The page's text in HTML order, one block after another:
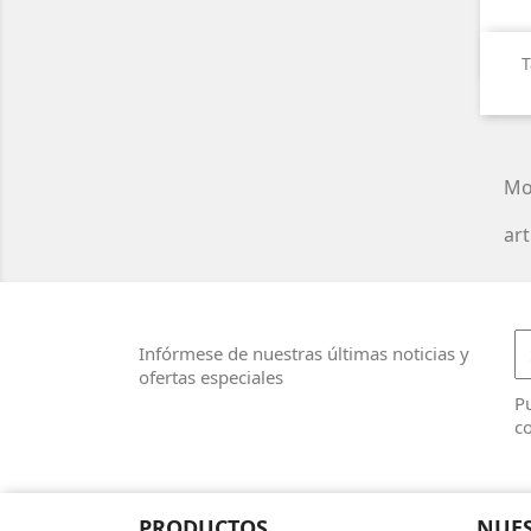
Infórmese de nuestras últimas noticias y
ofertas especiales